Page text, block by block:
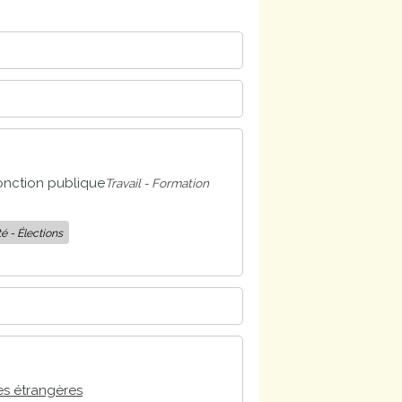
publiqueTravail - Formation
- Élections
étrangères